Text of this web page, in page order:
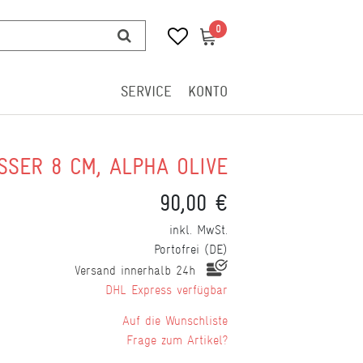
0 0
SERVICE KONTO
8 CM, ALPHA OLIVE
90,00 €
inkl. MwSt.
Portofrei (DE)
Versand innerhalb 24h
DHL Express verfügbar
Wunschliste
Frage zum Artikel?